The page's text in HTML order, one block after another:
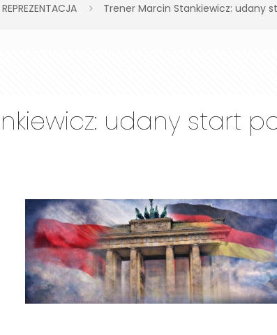
REPREZENTACJA Trener Marcin Stankiewicz: udany
udany start